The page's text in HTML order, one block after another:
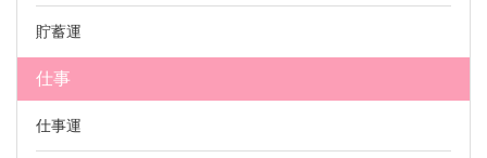
貯蓄運
仕事
仕事運